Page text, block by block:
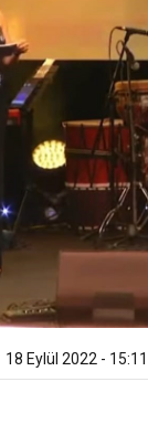
18 Eylül 2022 - 15:11